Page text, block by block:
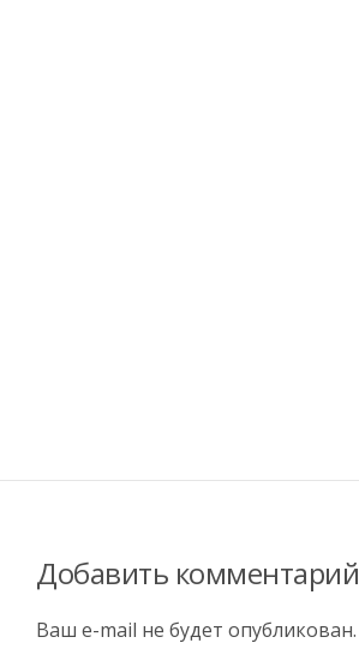
Добавить комментарий
Ваш e-mail не будет опубликован.